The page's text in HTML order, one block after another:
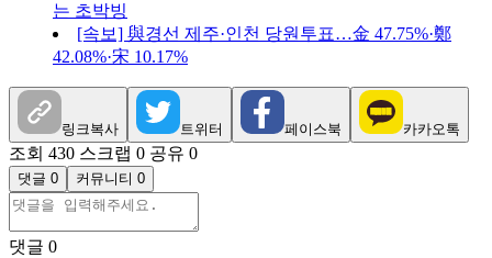
는 초박빙
[속보] 與경선 제주·인천 당원투표…金 47.75%·鄭
42.08%·宋 10.17%
링크복사 트위터 페이스북 카카오톡
조회 430 스크랩 0 공유 0
댓글 0 커뮤니티 0
댓글 0